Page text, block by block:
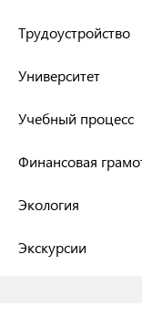
Трудоустройство
Университет
Учебный процесс
Финансовая
Экология
Экскурсии